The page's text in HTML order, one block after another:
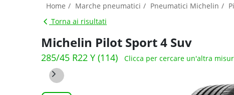
Home Marche pneumatici Pneumatici Michelin
Torna ai risultati
Michelin Pilot Sport 4 Suv
285/45 R22 Y (114) Clicca per cercare un'altra